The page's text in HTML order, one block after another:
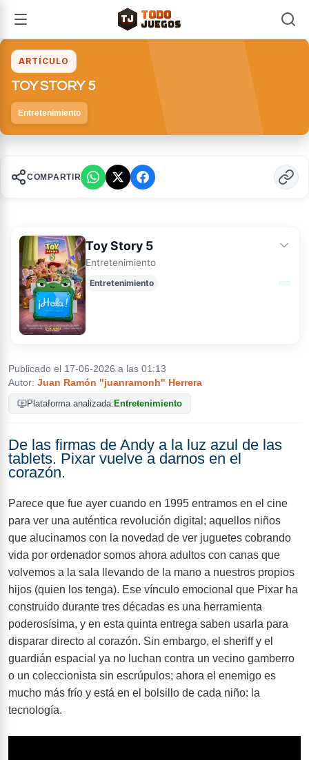
TJ
TJ TODO
JUEGOS
ARTÍCULO
TOY STORY 5
Entretenimiento
COMPARTIR
Toy Story 5
Entretenimiento
Entretenimiento
Ficha
Trucos
Publicado el 17-06-2026 a las 01:13
Autor: Juan Ramón "juanramonh" Herrera
Plataforma analizada:Entretenimiento
De las firmas de Andy a la luz azul de las
tablets. Pixar vuelve a darnos en el
corazón.
Parece que fue ayer cuando en 1995 entramos en el cine
para ver una auténtica revolución digital; aquellos niños
que alucinamos con la novedad de ver juguetes cobrando
vida por ordenador somos ahora adultos con canas que
volvemos a la sala llevando de la mano a nuestros propios
hijos (quien los tenga). Ese vínculo emocional que Pixar ha
construido durante tres décadas es una herramienta
poderosísima, y en esta quinta entrega saben usarla para
disparar directo al corazón. Sin embargo, el sheriff y el
guardián espacial ya no luchan contra un vecino gamberro
o un coleccionista sin escrúpulos; ahora el enemigo es
mucho más frío y está en el bolsillo de cada niño: la
tecnología.